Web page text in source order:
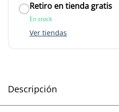
Retiro en tienda gratis
En stock
Ver tiendas
Descripción